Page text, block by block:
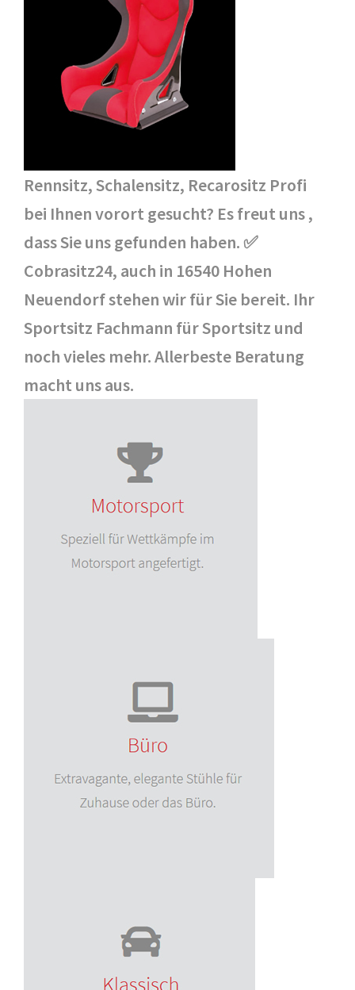
Rennsitz, Schalensitz, Recarositz Profi
bei Ihnen vorort gesucht? Es freut uns ,
dass Sie uns gefunden haben. ✅
Cobrasitz24, auch in 16540 Hohen
Neuendorf stehen wir für Sie bereit. Ihr
Sportsitz Fachmann für Sportsitz und
noch vieles mehr. Allerbeste Beratung
macht uns aus.